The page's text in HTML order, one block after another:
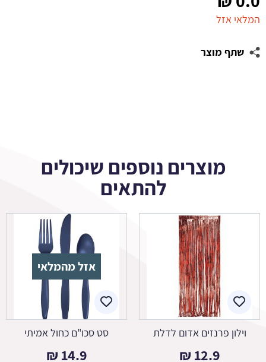
המלאי אזל
שתף מוצר
מוצרים נוספים שיכולים
להתאים
וילון פרנזים אדום לדלת
12.9
₪
אזל מהמלאי
סט סכו"ם כחול אמיתי
14.9
₪